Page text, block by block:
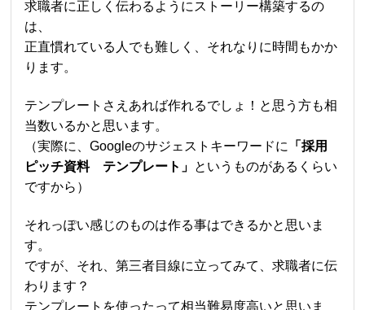
求職者に正しく伝わるようにストーリー構築するの
は、
正直慣れている人でも難しく、それなりに時間もかか
ります。
テンプレートさえあれば作れるでしょ！と思う方も相
当数いるかと思います。
（実際に、Googleのサジェストキーワードに
「採用
ピッチ資料 テンプレート」 というものがあるくらい
ですから）
それっぽい感じのものは作る事はできるかと思いま
す。
ですが、それ、第三者目線に立ってみて、求職者に伝
わります？
テンプレートを使ったって相当難易度高いと思いま